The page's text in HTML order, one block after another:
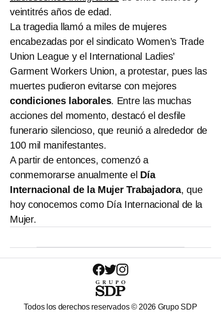
veintitrés años de edad.
La tragedia llamó a miles de mujeres
encabezadas por el sindicato Women’s Trade
Union League y el International Ladies’
Garment Workers Union, a protestar, pues las
muertes pudieron evitarse con mejores
condiciones laborales. Entre las muchas
acciones del momento, destacó el desfile
funerario silencioso, que reunió a alrededor de
100 mil manifestantes.
A partir de entonces, comenzó a
conmemorarse anualmente el Día
Internacional de la Mujer Trabajadora, que
hoy conocemos como Día Internacional de la
Mujer.
Todos los derechos reservados © 2026 Grupo SDP